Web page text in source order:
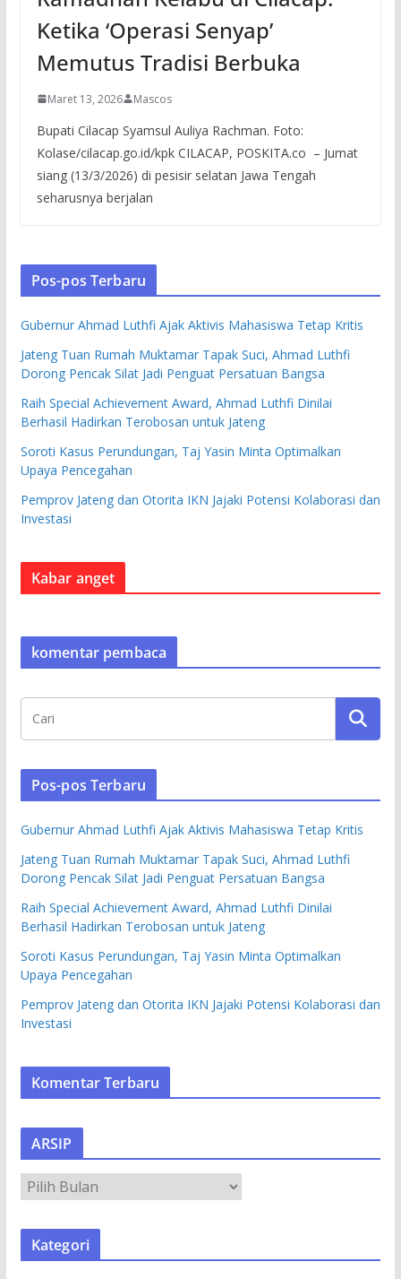
Ketika ‘Operasi Senyap’
Memutus Tradisi Berbuka
Maret 13, 2026 Mascos
Bupati Cilacap Syamsul Auliya Rachman. Foto:
Kolase/cilacap.go.id/kpk CILACAP, POSKITA.co – Jumat
siang (13/3/2026) di pesisir selatan Jawa Tengah
seharusnya berjalan
Pos-pos Terbaru
Gubernur Ahmad Luthfi Ajak Aktivis Mahasiswa Tetap Kritis
Jateng Tuan Rumah Muktamar Tapak Suci, Ahmad Luthfi
Dorong Pencak Silat Jadi Penguat Persatuan Bangsa
Raih Special Achievement Award, Ahmad Luthfi Dinilai
Berhasil Hadirkan Terobosan untuk Jateng
Soroti Kasus Perundungan, Taj Yasin Minta Optimalkan
Upaya Pencegahan
Pemprov Jateng dan Otorita IKN Jajaki Potensi Kolaborasi dan
Investasi
Kabar anget
komentar pembaca
Pos-pos Terbaru
Gubernur Ahmad Luthfi Ajak Aktivis Mahasiswa Tetap Kritis
Jateng Tuan Rumah Muktamar Tapak Suci, Ahmad Luthfi
Dorong Pencak Silat Jadi Penguat Persatuan Bangsa
Raih Special Achievement Award, Ahmad Luthfi Dinilai
Berhasil Hadirkan Terobosan untuk Jateng
Soroti Kasus Perundungan, Taj Yasin Minta Optimalkan
Upaya Pencegahan
Pemprov Jateng dan Otorita IKN Jajaki Potensi Kolaborasi dan
Investasi
Komentar Terbaru
ARSIP
R
S
Kategori